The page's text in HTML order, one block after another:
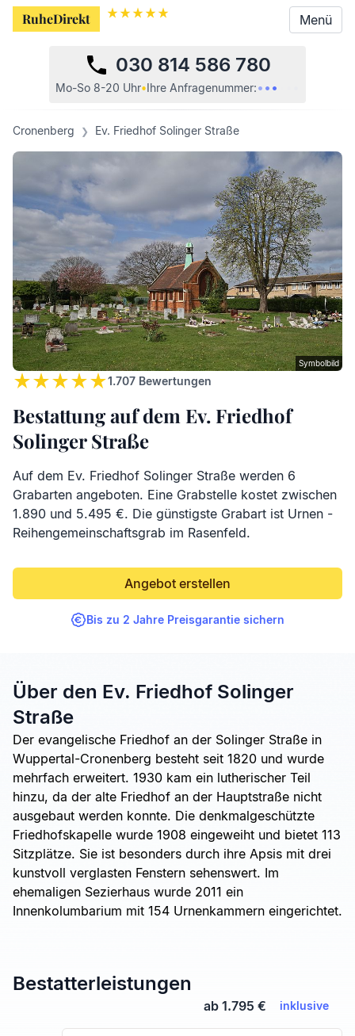
RuheDirekt Menü
030 814 586 780
Mo-So 8-20 Uhr•Ihre Anfragenummer:• • •
RuheDirekt Menü
Cronenberg Ev. Friedhof Solinger Straße
1.707 Bewertungen
Bestattung auf dem Ev. Friedhof
Solinger Straße
Auf dem Ev. Friedhof Solinger Straße werden 6
Grabarten angeboten. Eine Grabstelle kostet zwischen
1.890 und 5.495 €. Die günstigste Grabart ist Urnen -
Reihengemeinschaftsgrab im Rasenfeld.
Angebot erstellen
Bis zu 2 Jahre Preisgarantie sichern
Symbolbild
Über den Ev. Friedhof Solinger
Straße
Der evangelische Friedhof an der Solinger Straße in
Wuppertal-Cronenberg besteht seit 1820 und wurde
mehrfach erweitert. 1930 kam ein lutherischer Teil
hinzu, da der alte Friedhof an der Hauptstraße nicht
ausgebaut werden konnte. Die denkmalgeschützte
Friedhofskapelle wurde 1908 eingeweiht und bietet 113
Sitzplätze. Sie ist besonders durch ihre Apsis mit drei
kunstvoll verglasten Fenstern sehenswert. Im
ehemaligen Sezierhaus wurde 2011 ein
Innenkolumbarium mit 154 Urnenkammern eingerichtet.
Bestatterleistungen
ab 1.795 € inklusive